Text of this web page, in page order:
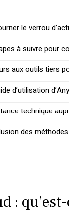
le verrou
à suivre pour
aux outils tiers
d’utilisation
technique
des
qu’est-